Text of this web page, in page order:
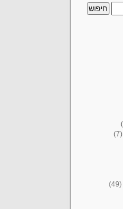
(7)
(49)